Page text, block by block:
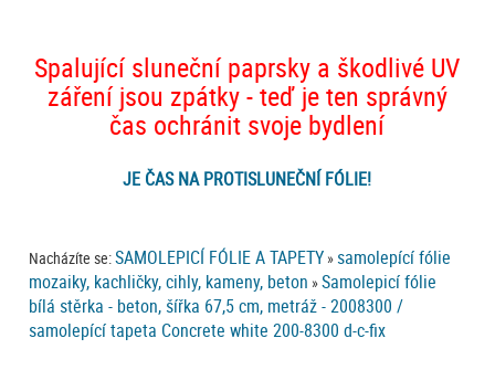
Spalující sluneční paprsky a škodlivé UV
záření jsou zpátky - teď je ten správný
čas ochránit svoje bydlení
JE ČAS NA PROTISLUNEČNÍ FÓLIE!
Nacházíte se:SAMOLEPICÍ FÓLIE A TAPETY »samolepící fólie
mozaiky, kachličky, cihly, kameny, beton »Samolepicí fólie
bílá stěrka - beton, šířka 67,5 cm, metráž - 2008300 /
samolepící tapeta Concrete white 200-8300 d-c-fix